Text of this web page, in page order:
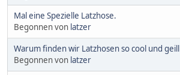
Mal eine Spezielle Latzhose.
Begonnen von latzer
Warum finden wir Latzhosen so cool und geill
Begonnen von latzer